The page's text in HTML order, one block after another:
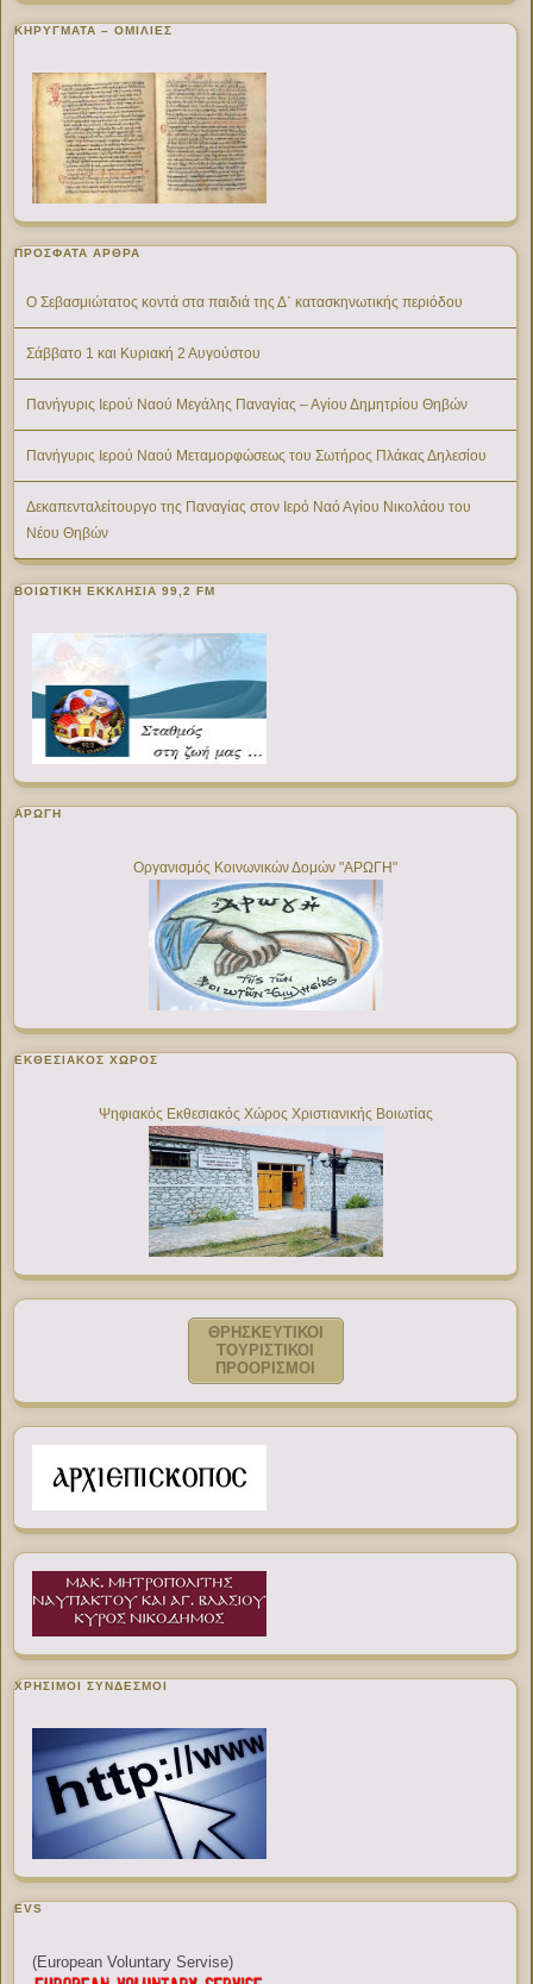
ΚΗΡΥΓΜΑΤΑ – ΟΜΙΛΙΕΣ
ΠΡΌΣΦΑΤΑ ΆΡΘΡΑ
Ο Σεβασμιώτατος κοντά στα παιδιά της Δ΄ κατασκηνωτικής περιόδου
Σάββατο 1 και Κυριακή 2 Αυγούστου
Πανήγυρις Ιερού Ναού Μεγάλης Παναγίας – Αγίου Δημητρίου Θηβών
Πανήγυρις Ιερού Ναού Μεταμορφώσεως του Σωτήρος Πλάκας Δηλεσίου
Δεκαπενταλείτουργο της Παναγίας στον Ιερό Ναό Αγίου Νικολάου του
Νέου Θηβών
ΒΟΙΩΤΙΚΉ ΕΚΚΛΗΣΊΑ 99,2 FM
ΑΡΩΓΗ
Οργανισμός Κοινωνικών Δομών "ΑΡΩΓΗ"
ΕΚΘΕΣΙΑΚΌΣ ΧΏΡΟΣ
Ψηφιακός Εκθεσιακός Χώρος Χριστιανικής Βοιωτίας
ΘΡΗΣΚΕΥΤΙΚΟΙ
ΤΟΥΡΙΣΤΙΚΟΙ
ΠΡΟΟΡΙΣΜΟΙ
ΧΡΉΣΙΜΟΙ ΣΎΝΔΕΣΜΟΙ
EVS
(European Voluntary Servise)